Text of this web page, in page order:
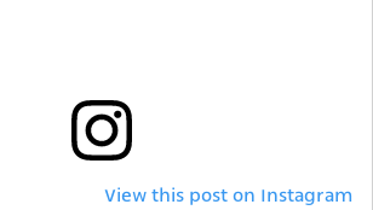
View this post on Instagram